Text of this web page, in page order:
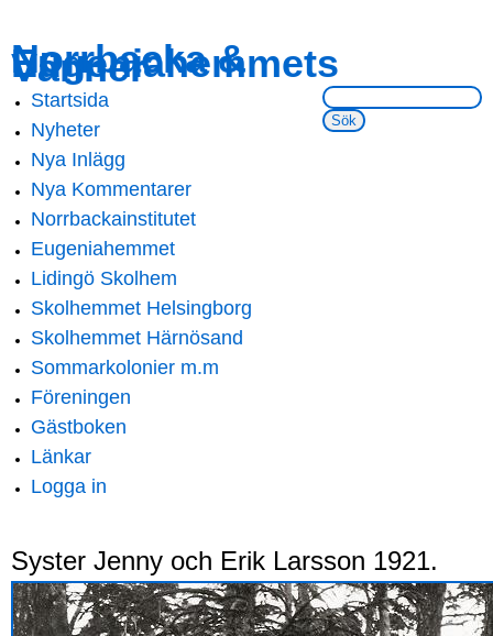
main
content
navigation
Norrbacka &
Eugeniahemmets
Vänner
Sök på webbsidan:
Main menu
Startsida
Nyheter
Nya Inlägg
Nya Kommentarer
Norrbackainstitutet
Eugeniahemmet
Lidingö Skolhem
Skolhemmet Helsingborg
Skolhemmet Härnösand
Sommarkolonier m.m
Föreningen
Gästboken
Länkar
Logga in
Syster Jenny och Erik Larsson 1921.